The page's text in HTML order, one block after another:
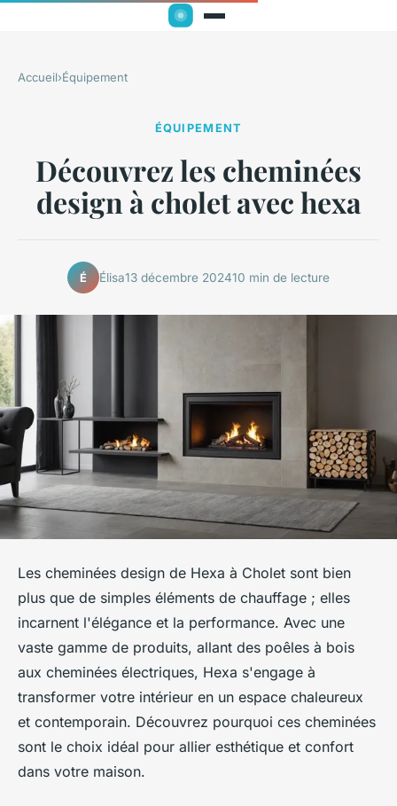
Accueil›Équipement
ÉQUIPEMENT
Découvrez les cheminées
design à cholet avec hexa
É Élisa13 décembre 202410 min de lecture
Les cheminées design de Hexa à Cholet sont bien
plus que de simples éléments de chauffage ; elles
incarnent l'élégance et la performance. Avec une
vaste gamme de produits, allant des poêles à bois
aux cheminées électriques, Hexa s'engage à
transformer votre intérieur en un espace chaleureux
et contemporain. Découvrez pourquoi ces cheminées
sont le choix idéal pour allier esthétique et confort
dans votre maison.